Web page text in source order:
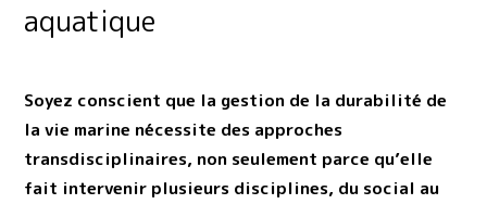
aquatique
Soyez conscient que la gestion de la durabilité de
la vie marine nécessite des approches
transdisciplinaires, non seulement parce qu’elle
fait intervenir plusieurs disciplines, du social au